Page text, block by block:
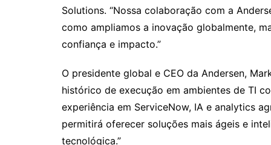
Solutions. “Nossa colaboração com a
como ampliamos a inovação globalmente,
confiança e impacto.”
O presidente global e CEO da Andersen,
histórico de execução em ambientes de TI
experiência em ServiceNow, IA e analytics
permitirá oferecer soluções mais ágeis e
tecnológica.”